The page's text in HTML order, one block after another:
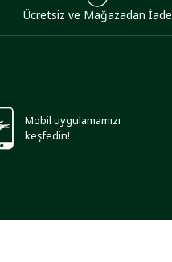
Ücretsiz ve Mağazadan İade
Mobil uygulamamızı
keşfedin!